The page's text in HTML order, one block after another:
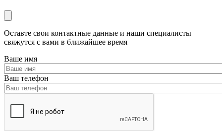
Оставте свои контактные данные и наши специалисты
свяжутся с вами в ближайшее время
Ваше имя
Ваш телефон